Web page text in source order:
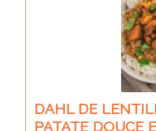
DAHL DE
PATATE DOUCE